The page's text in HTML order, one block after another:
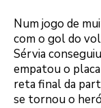
Num jogo de
com o gol do
Sérvia
empatou o
reta final da
se tornou o